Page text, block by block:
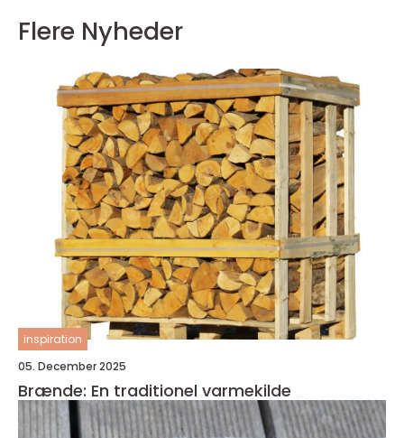
Flere Nyheder
inspiration
05. December 2025
Brænde: En traditionel varmekilde